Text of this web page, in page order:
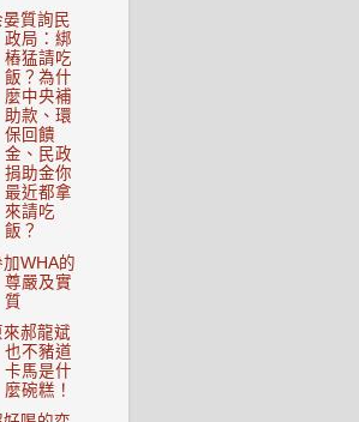
晏質詢民
政局：綁
樁猛請吃
飯？為什
麼中央補
助款、環
保回饋
金、民政
捐助金你
最近都拿
來請吃
飯？
加WHA的
尊嚴及實
質
來郝龍斌
也不豬道
卡馬是什
麼碗糕！